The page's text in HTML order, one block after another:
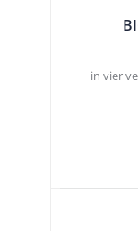
in vier